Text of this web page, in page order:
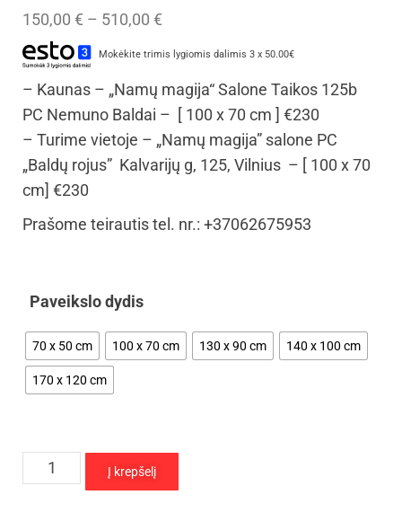
150,00 € – 510,00 €
Mokėkite trimis lygiomis dalimis 3 x 50.00€
– Kaunas – „Namų magija“ Salone Taikos 125b
PC Nemuno Baldai – [ 100 x 70 cm ] €230
– Turime vietoje – „Namų magija” salone PC
„Baldų rojus” Kalvarijų g, 125, Vilnius – [ 100 x 70
cm] €230
Prašome teirautis tel. nr.: +37062675953
Paveikslo dydis
70 x 50 cm 100 x 70 cm 130 x 90 cm 140 x 100 cm
170 x 120 cm
Į krepšelį